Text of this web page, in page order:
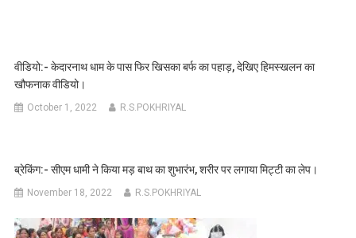
वीडियो:- केदारनाथ धाम के पास फिर खिसका बर्फ का पहाड़, देखिए हिमस्खलन का
खौफनाक वीडियो।
October 1, 2022 R.S.POKHRIYAL
ब्रेकिंग:- सीएम धामी ने किया मड़ बाथ का शुभारंभ, शरीर पर लगाया मिट्टी का लेप।
November 18, 2022 R.S.POKHRIYAL